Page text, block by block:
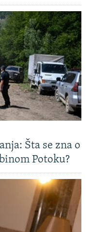
Šta se zna o
Potoku?